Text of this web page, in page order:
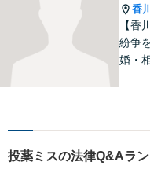
香
【香
紛争
婚・
投薬ミスの法律Q&Aラ